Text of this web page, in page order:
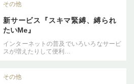
その他
新サービス『スキマ緊縛、縛られ
たいMe』
インターネットの普及でいろいろなサービ
スが増えたりして便利…
その他